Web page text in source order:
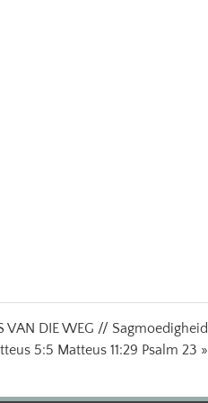
VAN DIE WEG // Sagmoedigheid
5:5 Matteus 11:29 Psalm 23 »